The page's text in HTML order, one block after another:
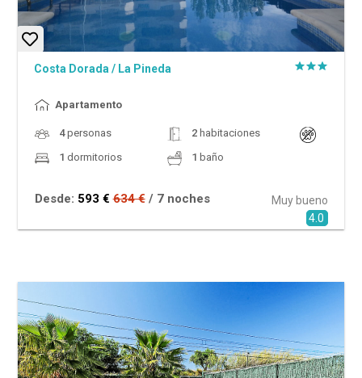
Costa Dorada / La Pineda
Apartamento
4personas 2habitaciones
1 dormitorios 1 baño
Desde: 593 € 634 € / 7 noches
Muy bueno
4.0